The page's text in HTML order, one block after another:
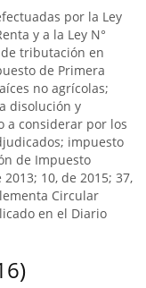
por la Ley
y a la Ley N°
tributación en
de Primera
no agrícolas;
disolución y
a considerar por los
impuesto
de Impuesto
10, de 2015; 37,
Circular
en el Diario